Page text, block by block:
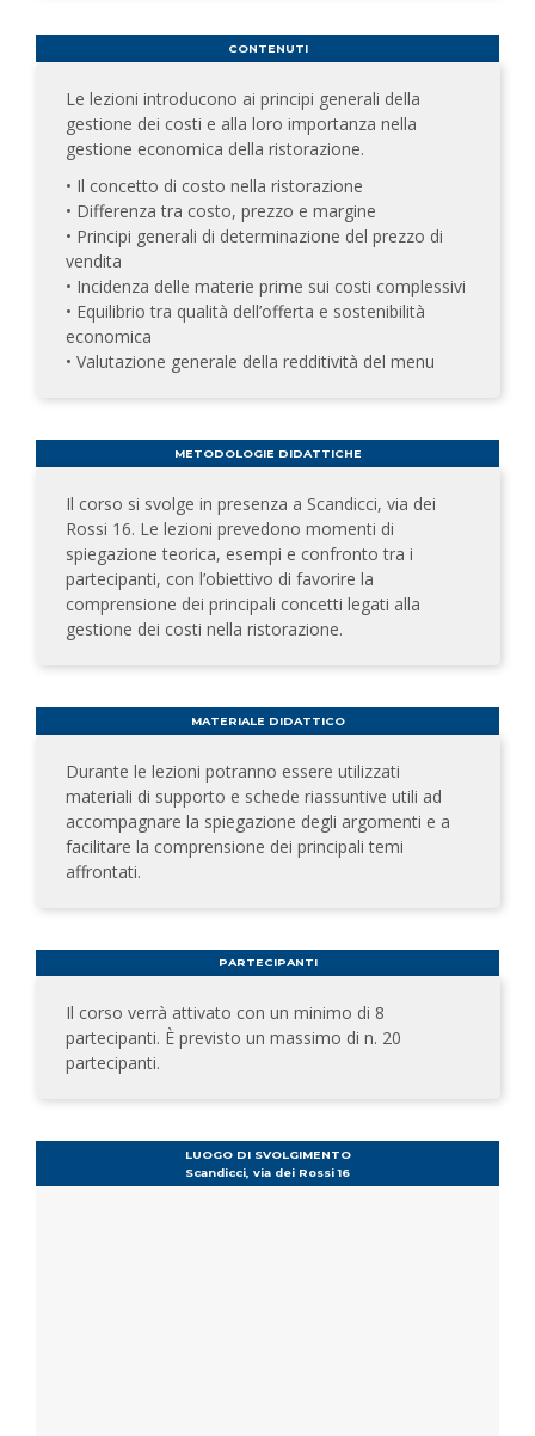
CONTENUTI
Le lezioni introducono ai principi generali della
gestione dei costi e alla loro importanza nella
gestione economica della ristorazione.
• Il concetto di costo nella ristorazione
• Differenza tra costo, prezzo e margine
• Principi generali di determinazione del prezzo di
vendita
• Incidenza delle materie prime sui costi complessivi
• Equilibrio tra qualità dell’offerta e sostenibilità
economica
• Valutazione generale della redditività del menu
METODOLOGIE DIDATTICHE
Il corso si svolge in presenza a Scandicci, via dei
Rossi 16. Le lezioni prevedono momenti di
spiegazione teorica, esempi e confronto tra i
partecipanti, con l’obiettivo di favorire la
comprensione dei principali concetti legati alla
gestione dei costi nella ristorazione.
MATERIALE DIDATTICO
Durante le lezioni potranno essere utilizzati
materiali di supporto e schede riassuntive utili ad
accompagnare la spiegazione degli argomenti e a
facilitare la comprensione dei principali temi
affrontati.
PARTECIPANTI
Il corso verrà attivato con un minimo di 8
partecipanti. È previsto un massimo di n. 20
partecipanti.
LUOGO DI SVOLGIMENTO
Scandicci, via dei Rossi 16